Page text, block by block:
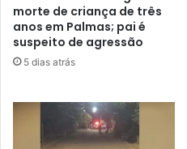
morte de criança de três
anos em Palmas; pai é
suspeito de agressão
5 dias atrás